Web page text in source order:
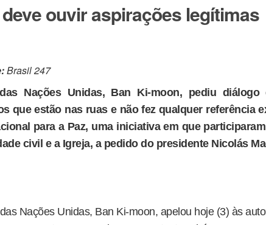
ouvir aspirações legítimas
Brasil 247
Nações Unidas, Ban Ki-moon, pediu diálogo
que estão nas ruas e não fez qualquer referência
para a Paz, uma iniciativa em que
civil e a Igreja, a pedido do presidente Nicolás
Nações Unidas, Ban Ki-moon, apelou hoje (3) às